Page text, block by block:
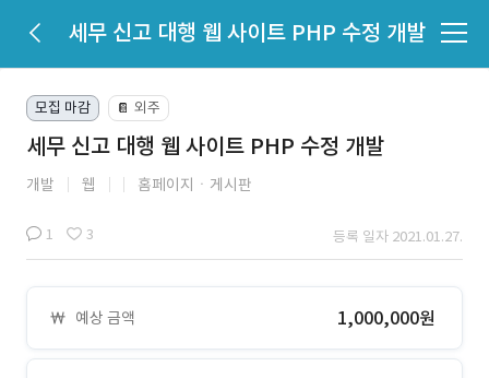
세무 신고 대행 웹 사이트 PHP 수정 개발
모집 마감 📔 외주
세무 신고 대행 웹 사이트 PHP 수정 개발
개발 웹 홈페이지ㆍ게시판
1 3 등록 일자 2021.01.27.
예상 금액 1,000,000원